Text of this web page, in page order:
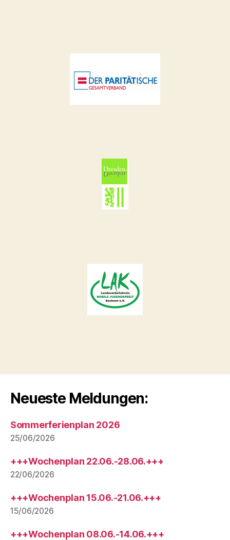
Neueste Meldungen:
Sommerferienplan 2026
25/06/2026
+++Wochenplan 22.06.-28.06.+++
22/06/2026
+++Wochenplan 15.06.-21.06.+++
15/06/2026
+++Wochenplan 08.06.-14.06.+++